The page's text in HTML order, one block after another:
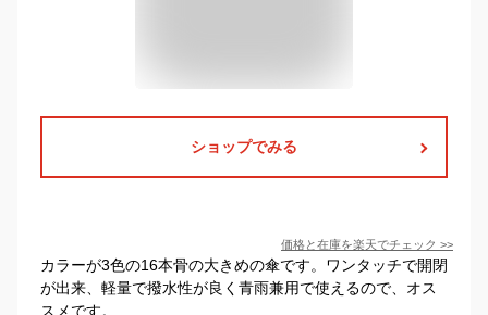
ショップでみる
価格と在庫を楽天でチェック >>
カラーが3色の16本骨の大きめの傘です。ワンタッチで開閉
が出来、軽量で撥水性が良く青雨兼用で使えるので、オス
スメです。